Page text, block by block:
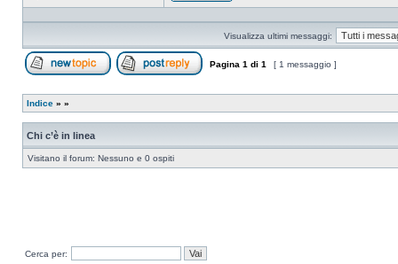
Profilo
Visualizza ultimi messaggi:
Pagina 1 di 1 [ 1 messaggio ]
Indice » »
Chi c’è in linea
Visitano il forum: Nessuno e 0 ospiti
Cerca per: